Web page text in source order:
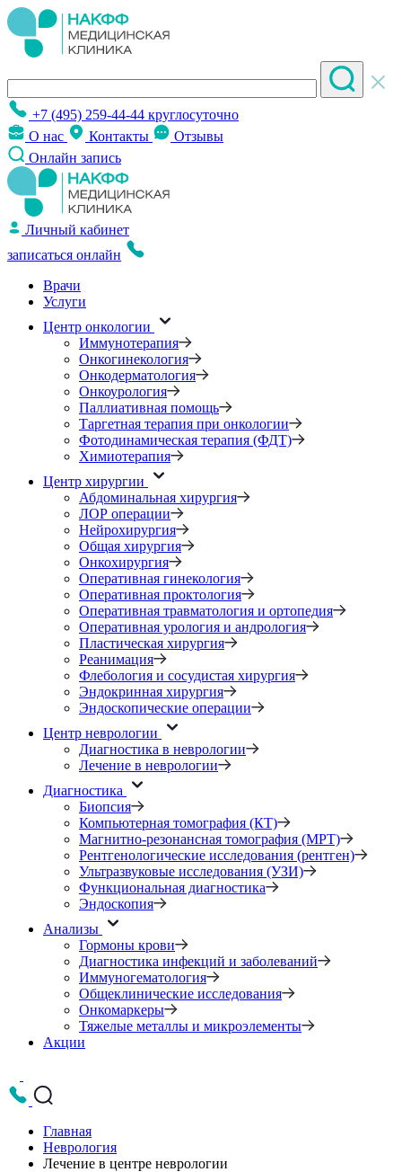
+7 (495) 259-44-44 круглосуточно
О нас
Контакты
Отзывы
Онлайн запись
Личный кабинет
записаться онлайн
Врачи
Услуги
Центр онкологии
Иммунотерапия
Онкогинекология
Онкодерматология
Онкоурология
Паллиативная помощь
Таргетная терапия при онкологии
Фотодинамическая терапия (ФДТ)
Химиотерапия
Центр хирургии
Абдоминальная хирургия
ЛОР операции
Нейрохирургия
Общая хирургия
Онкохирургия
Оперативная гинекология
Оперативная проктология
Оперативная травматология и ортопедия
Оперативная урология и андрология
Пластическая хирургия
Реанимация
Флебология и сосудистая хирургия
Эндокринная хирургия
Эндоскопические операции
Центр неврологии
Диагностика в неврологии
Лечение в неврологии
Диагностика
Биопсия
Компьютерная томография (КТ)
Магнитно-резонансная томография (МРТ)
Рентгенологические исследования (рентген)
Ультразвуковые исследования (УЗИ)
Функциональная диагностика
Эндоскопия
Анализы
Гормоны крови
Диагностика инфекций и заболеваний
Иммуногематология
Общеклинические исследования
Онкомаркеры
Тяжелые металлы и микроэлементы
Акции
Главная
Неврология
Лечение в центре неврологии